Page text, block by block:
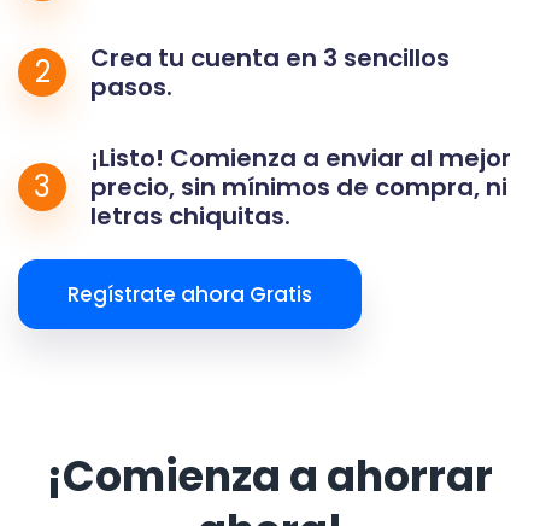
2
Crea tu cuenta en 3 sencillos
pasos.
3
¡Listo! Comienza a enviar al mejor
precio, sin mínimos de compra, ni
letras chiquitas.
Regístrate ahora Gratis
¡Comienza a ahorrar